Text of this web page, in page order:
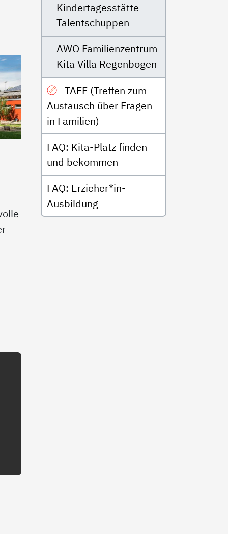
Kindertagesstätte
Talentschuppen
AWO Familienzentrum
Kita Villa Regenbogen
TAFF (Treffen zum
Austausch über Fragen
in Familien)
FAQ: Kita-Platz finden
und bekommen
FAQ: Erzieher*in-
Ausbildung